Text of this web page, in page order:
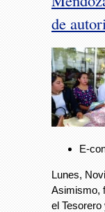
de
E-
Lunes,
Asimismo,
el